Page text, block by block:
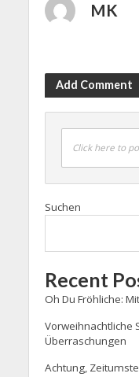
MK
Add Comment
Click here to
Suchen
Recent
Oh Du Fröhliche:
Vorweihnachtliche
Überraschungen
Achtung,